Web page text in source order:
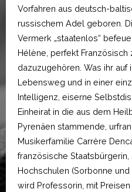
Vorfahren aus deutsch-
russischem Adel geboren.
Vermerk „staatenlos“
Hélène, perfekt Französisch
dazuzugehören. Was ihr auf
Lebensweg und in einer
Intelligenz, eiserne
Einheirat in die aus dem
Pyrenäen stammende,
Musikerfamilie Carrère
französische
Hochschulen (Sorbonne
wird Professorin, mit